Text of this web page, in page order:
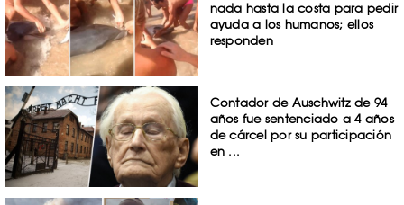
nada hasta la costa para pedir
ayuda a los humanos; ellos
responden
Contador de Auschwitz de 94
años fue sentenciado a 4 años
de cárcel por su participación
en ...